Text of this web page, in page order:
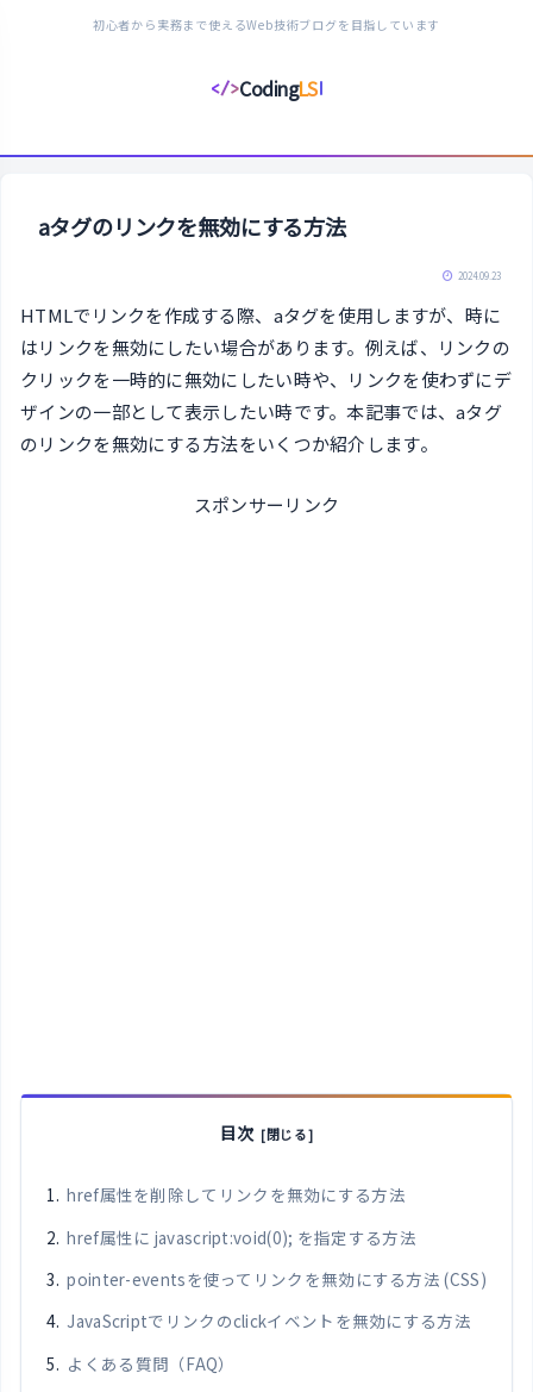
初心者から実務まで使えるWeb技術ブログを目指しています
</>CodingLS
コ
デ
ン
イ
フ
ス
イ
ル
aタグのリンクを無効にする方法
2024.09.23
HTMLでリンクを作成する際、aタグを使用しますが、時に
はリンクを無効にしたい場合があります。例えば、リンクの
クリックを一時的に無効にしたい時や、リンクを使わずにデ
ザインの一部として表示したい時です。本記事では、aタグ
のリンクを無効にする方法をいくつか紹介します。
スポンサーリンク
目次
href属性を削除してリンクを無効にする方法
href属性に javascript:void(0); を指定する方法
pointer-eventsを使ってリンクを無効にする方法 (CSS)
JavaScriptでリンクのclickイベントを無効にする方法
よくある質問（FAQ）